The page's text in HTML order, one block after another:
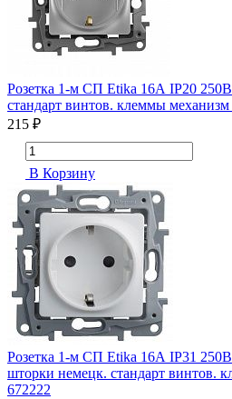
Розетка 1-м СП Etika 16А IP20 250В
стандарт винтов. клеммы
215 ₽
В Корзину
Розетка 1-м СП Etika 16А IP31 250В
шторки немецк. стандарт винтов.
672222